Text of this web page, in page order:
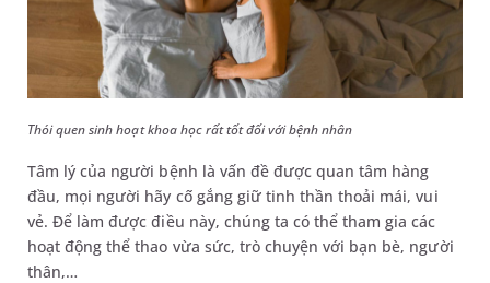
Thói quen sinh hoạt khoa học rất tốt đối với bệnh nhân
Tâm lý của người bệnh là vấn đề được quan tâm hàng
đầu, mọi người hãy cố gắng giữ tinh thần thoải mái, vui
vẻ. Để làm được điều này, chúng ta có thể tham gia các
hoạt động thể thao vừa sức, trò chuyện với bạn bè, người
thân,…